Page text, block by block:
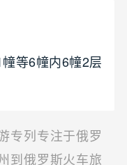
等6幢内6幢2层
专列专注于俄罗
到俄罗斯火车旅